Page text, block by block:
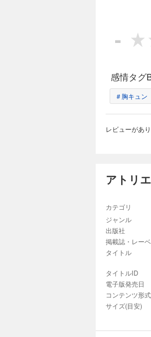
-
感情タグ
＃胸キュン
レビューがあり
アトリ
カテゴリ
ジャンル
出版社
掲載誌・レー
タイトル
タイトルID
電子版発売日
コンテンツ形式
サイズ(目安)